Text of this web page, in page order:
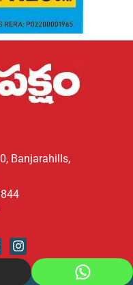
Banjarahills,